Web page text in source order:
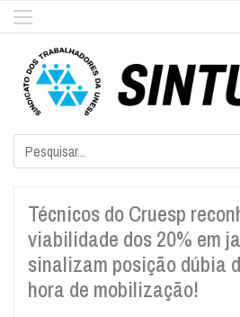
Técnicos do Cruesp
viabilidade dos 20% em
sinalizam posição dúbia
hora de mobilização!